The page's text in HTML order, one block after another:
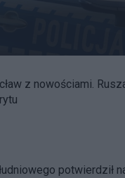
z nowościami.
potwierdził